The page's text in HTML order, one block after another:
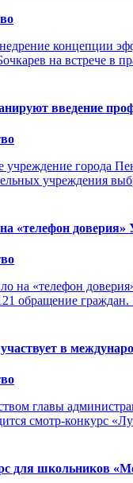
концепции
на встрече в
введение
учреждение города
учреждения
на «телефон
на «телефон
обращение
участвует в
главы
смотр-конкурс
для школьников